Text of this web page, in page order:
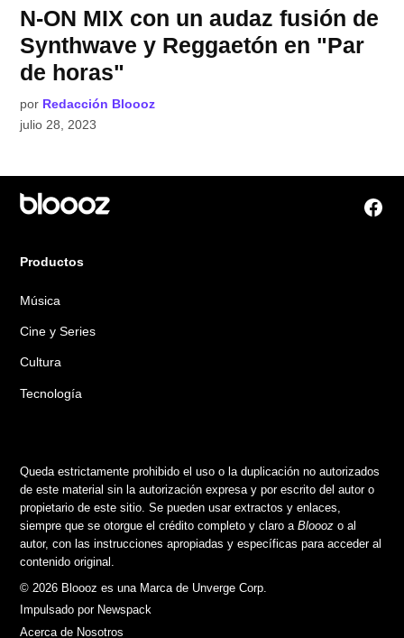
N-ON MIX con un audaz fusión de
Synthwave y Reggaetón en "Par
de horas"
por Redacción Bloooz
julio 28, 2023
Productos
Música
Cine y Series
Cultura
Tecnología
Queda estrictamente prohibido el uso o la duplicación no autorizados
de este material sin la autorización expresa y por escrito del autor o
propietario de este sitio. Se pueden usar extractos y enlaces,
siempre que se otorgue el crédito completo y claro aBlooozo al
autor, con las instrucciones apropiadas y específicas para acceder al
contenido original.
© 2026 Bloooz es una Marca de Unverge Corp.
Impulsado por Newspack
Acerca de Nosotros